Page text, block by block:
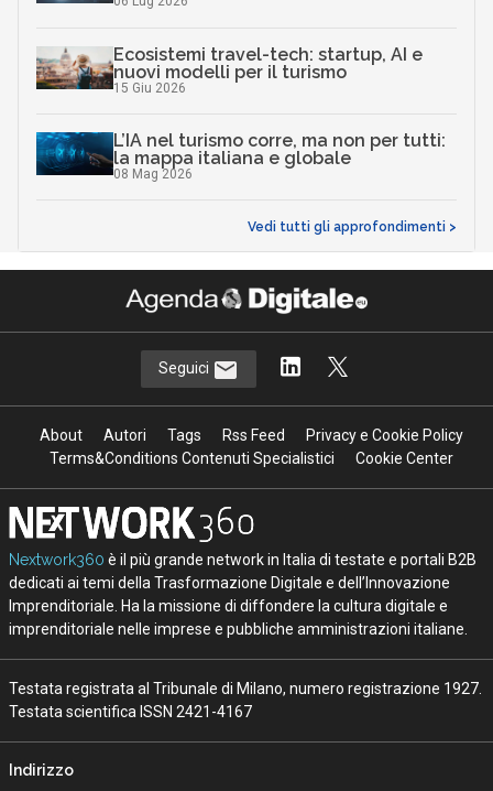
Ecosistemi travel-tech: startup, AI e
nuovi modelli per il turismo
15 Giu 2026
L’IA nel turismo corre, ma non per tutti:
la mappa italiana e globale
08 Mag 2026
Vedi tutti gli approfondimenti >
Seguici
About Autori Tags Rss Feed
Privacy e Cookie Policy
Terms&Conditions Contenuti Specialistici
Cookie Center
Nextwork360 è il più grande network in Italia di testate e portali B2B
dedicati ai temi della Trasformazione Digitale e dell’Innovazione
Imprenditoriale. Ha la missione di diffondere la cultura digitale e
imprenditoriale nelle imprese e pubbliche amministrazioni italiane.
Testata registrata al Tribunale di Milano, numero registrazione 1927.
Testata scientifica ISSN 2421-4167
Indirizzo